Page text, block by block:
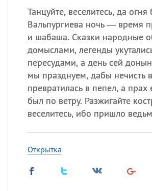
Танцуйте, веселитесь, да огня
Вальпургиева ночь — время
и шабаша. Сказки народные
домыслами, легенды
пересудами, а день сей
мы празднуем, дабы нечисть
превратилась в пепел, а прах
был по ветру. Разжигайте
веселитесь, ибо пришло
Открытка